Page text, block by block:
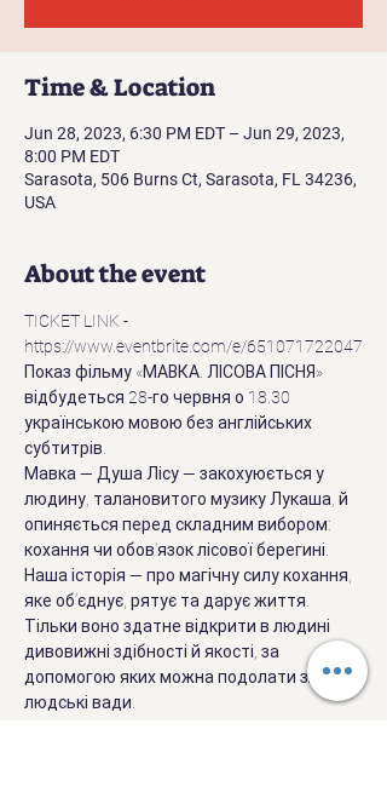
Time & Location
Jun 28, 2023, 6:30 PM EDT – Jun 29, 2023,
8:00 PM EDT
Sarasota, 506 Burns Ct, Sarasota, FL 34236,
USA
About the event
TICKET LINK -
https://www.eventbrite.com/e/651071722047
Показ фільму «МАВКА. ЛІСОВА ПІСНЯ»
відбудеться 28-го червня о 18.30
українською мовою без англійських
субтитрів.
Мавка — Душа Лісу — закохуюється у
людину, талановитого музику Лукаша, й
опиняється перед складним вибором:
кохання чи обов'язок лісової берегині.
Наша історія — про магічну силу кохання,
яке об’єднує, рятує та дарує життя.
Тільки воно здатне відкрити в людині
дивовижні здібності й якості, за
допомогою яких можна подолати зло й
людські вади.